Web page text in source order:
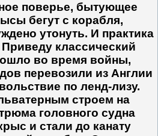
поверье, бытующее
бегут с корабля,
утонуть. И практика
классический
во время войны,
перевозили из Англии
по ленд-лизу.
строем на
головного судна
и стали до канату